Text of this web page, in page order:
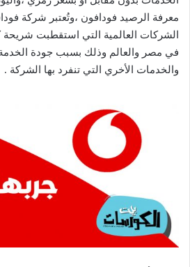
معرفة الرصيد فودافون ،وتُعتبر شركة
الشركات العالمية التي استقطبت
في مصر والعالم وذلك بسبب جودة
والخدمات الأخري التي تنفرد بها الشركة .